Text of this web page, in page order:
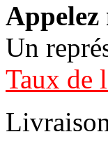
Appelez
Un
Taux de